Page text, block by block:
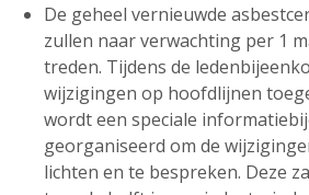
De geheel vernieuwde
zullen naar verwachting per 1
treden. Tijdens de
wijzigingen op hoofdlijnen
wordt een speciale
georganiseerd om de
lichten en te bespreken. Deze